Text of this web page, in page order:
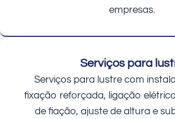
empresas.
Serviços para
Serviços para lustre com
fixação reforçada, ligação
de fiação, ajuste de altura e